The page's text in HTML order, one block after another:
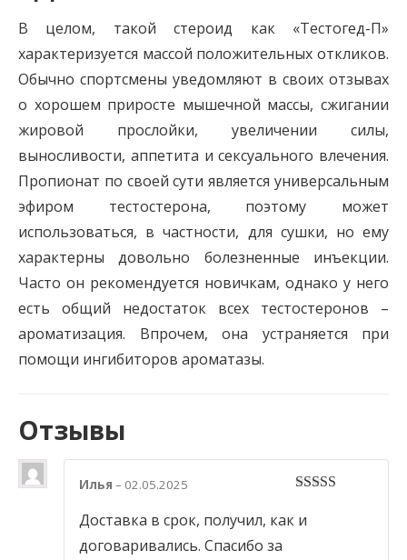
В целом, такой стероид как «Тестогед-П»
характеризуется массой положительных откликов.
Обычно спортсмены уведомляют в своих отзывах
о хорошем приросте мышечной массы, сжигании
жировой прослойки, увеличении силы,
выносливости, аппетита и сексуального влечения.
Пропионат по своей сути является универсальным
эфиром тестостерона, поэтому может
использоваться, в частности, для сушки, но ему
характерны довольно болезненные инъекции.
Часто он рекомендуется новичкам, однако у него
есть общий недостаток всех тестостеронов –
ароматизация. Впрочем, она устраняется при
помощи ингибиторов ароматазы.
Отзывы
Илья – 02.05.2025
Доставка в срок, получил, как и
договаривались. Спасибо за